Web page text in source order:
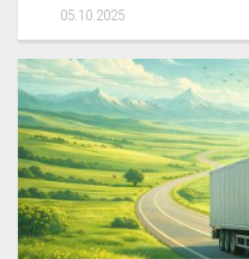
05.10.2025